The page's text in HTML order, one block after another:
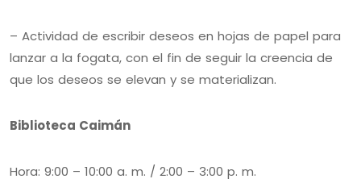
– Actividad de escribir deseos en hojas de papel para
lanzar a la fogata, con el fin de seguir la creencia de
que los deseos se elevan y se materializan.
Biblioteca Caimán
Hora: 9:00 – 10:00 a. m. / 2:00 – 3:00 p. m.